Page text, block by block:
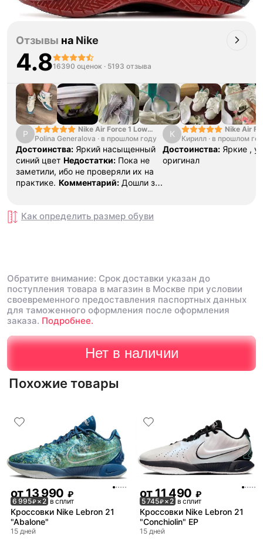
Нет в наличии
Отзывы на Nike
4.816390 оценок · 5193 отзыва
P
Nike Air Force 1 Low
College Pack White
Blue
Polina Generalova · в прошлом году
Достоинства: Яркий насыщенный
синий цвет Недостатки: Пока не
заметили, ибо не проверяли их на
практике. Комментарий: Дошли за
К
Nike Air
Yellow
Кирилл · в прошлом
Достоинства: Яркие ,
оригинал
Как определить размер обуви
Обратите внимание: Срок доставки указан до
поступления товара в магазин в Москве при условии
своевременного предоставления паспортных данных
для таможенного оформления после оформления
заказа. Подробнее.
Похожие товары
от 13 990 ₽
6 995₽× 2 в сплит
Кроссовки Nike Lebron 21
"Abalone"
15 дней
от 11 490 ₽
5 745₽× 2 в сплит
Кроссовки Nike Lebron 21
"Conchiolin" EP
15 дней